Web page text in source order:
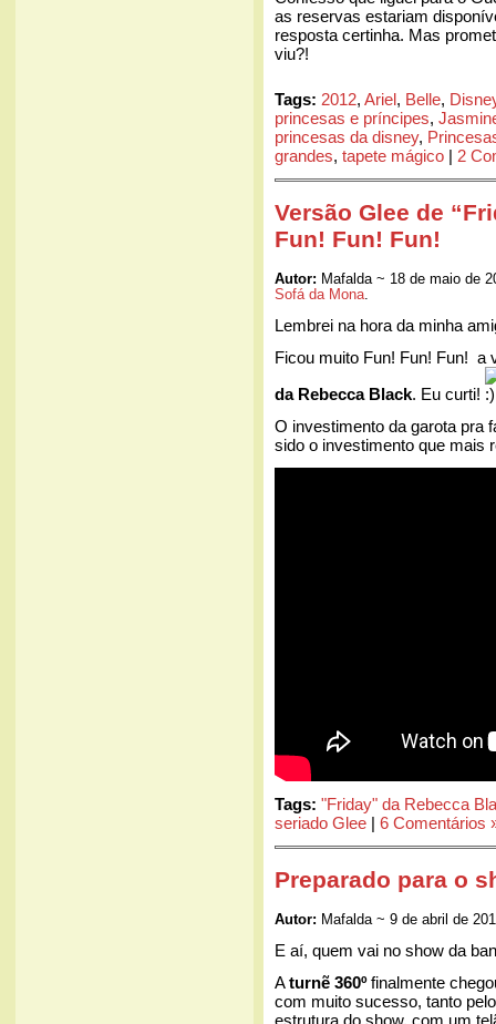
as reservas estariam
resposta certinha. Mas
viu?!
Tags: 2012, Ariel, Belle,
princesas e príncipes,
princesas da disney,
grandes, tapete mágico | 2
Versão Glee de
Fun! Fun! Fun!
Autor: Mafalda ~ 18 de maio de
Sofá da Mona.
Lembrei na hora da minha
Ficou muito Fun! Fun! Fun!
da Rebecca Black. Eu curti!
O investimento da garota pra
sido o investimento que mais
Tags: "Friday" da Rebecca
seriado Glee | 6 Comentários
Preparado para o
Autor: Mafalda ~ 9 de abril de
E aí, quem vai no show da
Aturnẽ 360ºfinalmente
com muito sucesso, tanto
estrutura do show, com um